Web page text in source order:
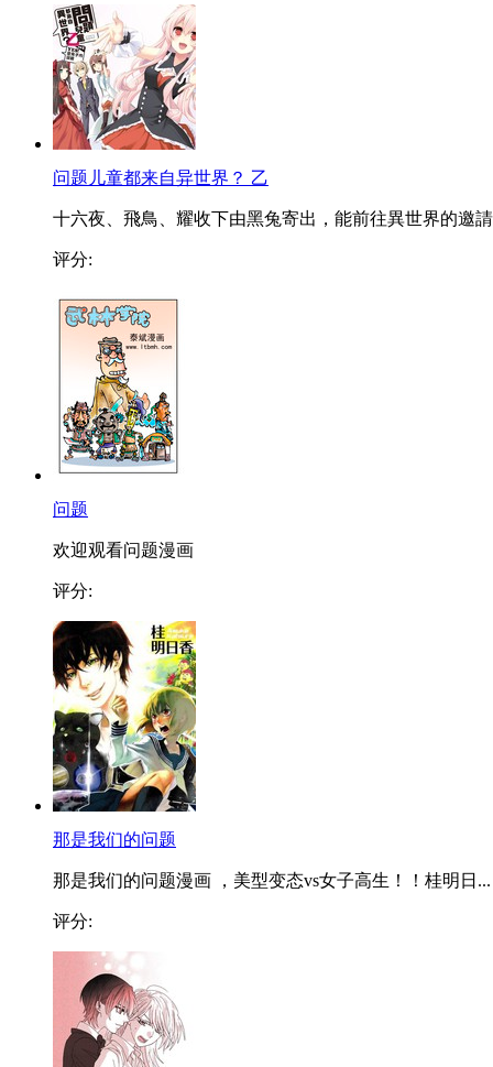
问题儿童都来自异世界？ 乙
十六夜、飛鳥、耀收下由黑兔寄出，能前往異世界的邀
评分:
问题
欢迎观看问题漫画
评分:
那是我们的问题
那是我们的问题漫画 ，美型变态vs女子高生！！桂明日...
评分: